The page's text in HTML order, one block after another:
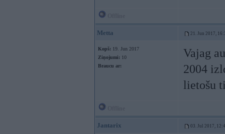
Metta 21. Jun 2017,
Kopš: 19. Jun 2017
Ziņojumi: 10
Braucu ar:
Vajag
2004
lietošu
Jantarix 03. Jul 2017,